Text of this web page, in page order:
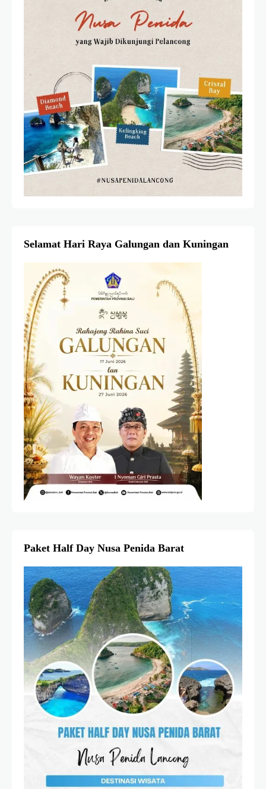
Selamat Hari Raya Galungan dan Kuningan
Paket Half Day Nusa Penida Barat